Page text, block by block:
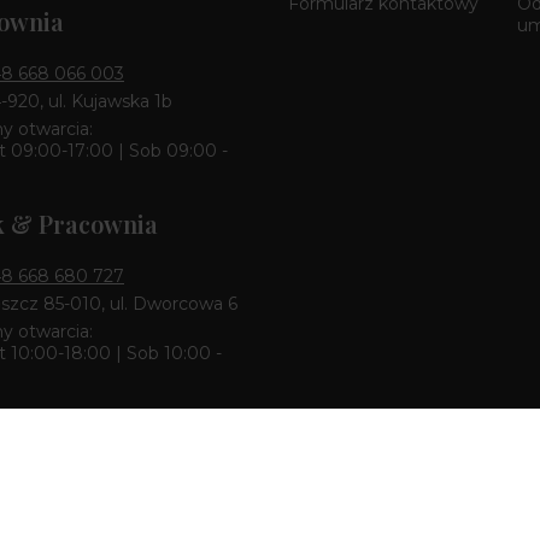
668 066 003
920, ul. Kujawska 1b
otwarcia:
09:00-17:00 | Sob 09:00 -
& Pracownia
668 680 727
85-010, ul. Dworcowa 6
otwarcia:
10:00-18:00 | Sob 10:00 -